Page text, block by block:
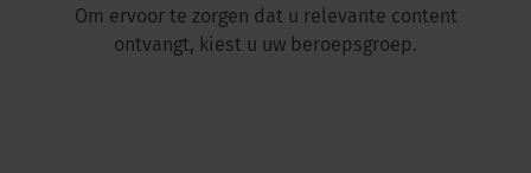
Om ervoor te zorgen dat u relevante content
ontvangt, kiest u uw beroepsgroep.